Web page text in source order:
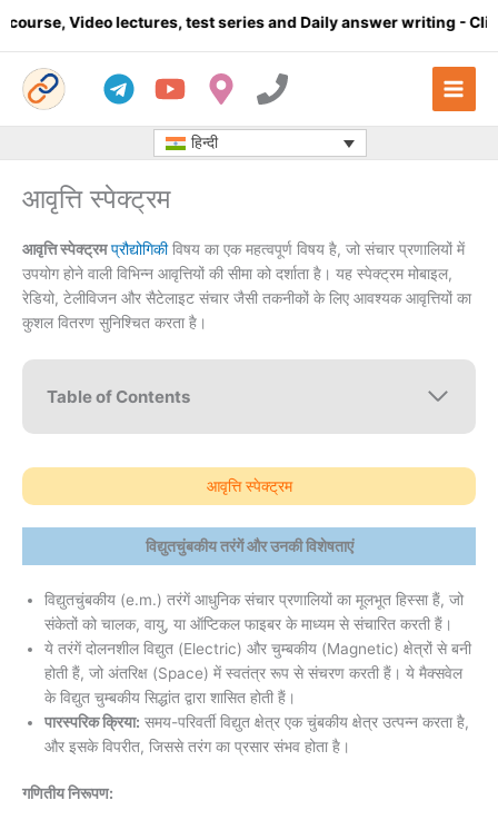
lectures, test series and Daily answer writing- Click here
हिन्दी
आवृत्ति स्पेक्ट्रम
आवृत्ति स्पेक्ट्रम प्रौद्योगिकीविषय का एक महत्वपूर्ण विषय है, जो संचार प्रणालियों में
उपयोग होने वाली विभिन्न आवृत्तियों की सीमा को दर्शाता है। यह स्पेक्ट्रम मोबाइल,
रेडियो, टेलीविजन और सैटेलाइट संचार जैसी तकनीकों के लिए आवश्यक आवृत्तियों का
कुशल वितरण सुनिश्चित करता है।
Table of Contents
आवृत्ति स्पेक्ट्रम
विद्युतचुंबकीय तरंगें और उनकी विशेषताएं
विद्युतचुंबकीय (e.m.) तरंगें आधुनिक संचार प्रणालियों का मूलभूत हिस्सा हैं, जो
संकेतों को चालक, वायु, या ऑप्टिकल फाइबर के माध्यम से संचारित करती हैं।
ये तरंगें दोलनशील विद्युत (Electric) और चुम्बकीय (Magnetic) क्षेत्रों से बनी
होती हैं, जो अंतरिक्ष (Space) में स्वतंत्र रूप से संचरण करती हैं। ये मैक्सवेल
के विद्युत चुम्बकीय सिद्धांत द्वारा शासित होती हैं।
पारस्परिक क्रिया: समय-परिवर्ती विद्युत क्षेत्र एक चुंबकीय क्षेत्र उत्पन्न करता है,
और इसके विपरीत, जिससे तरंग का प्रसार संभव होता है।
गणितीय निरूपण: